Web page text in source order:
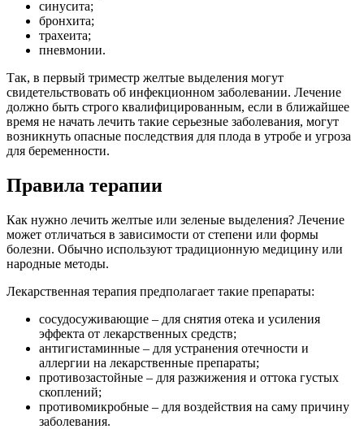
синусита;
бронхита;
трахеита;
пневмонии.
Так, в первый триместр желтые выделения могут
свидетельствовать об инфекционном заболевании. Лечение
должно быть строго квалифицированным, если в ближайшее
время не начать лечить такие серьезные заболевания, могут
возникнуть опасные последствия для плода в утробе и угроза
для беременности.
Правила терапии
Как нужно лечить желтые или зеленые выделения? Лечение
может отличаться в зависимости от степени или формы
болезни. Обычно используют традиционную медицину или
народные методы.
Лекарственная терапия предполагает такие препараты:
сосудосуживающие – для снятия отека и усиления
эффекта от лекарственных средств;
антигистаминные – для устранения отечности и
аллергии на лекарственные препараты;
противозастойные – для разжижения и оттока густых
скоплений;
противомикробные – для воздействия на саму причину
заболевания.